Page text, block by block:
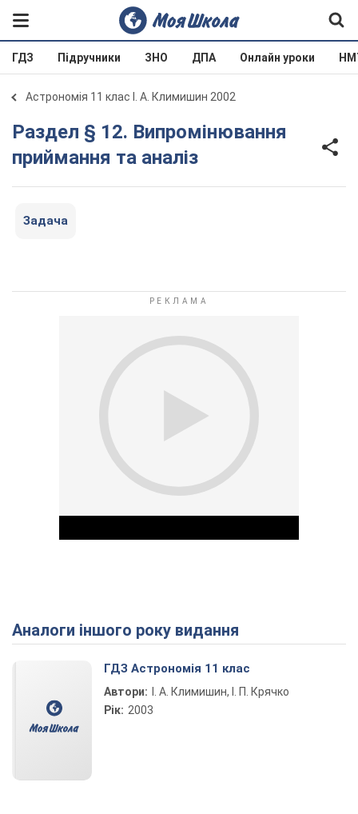
ГДЗ Підручники ЗНО ДПА Онлайн уроки
Астрономія 11 клас І. А. Климишин 2002
Раздел § 12. Випромінювання
приймання та аналіз
Задача
Play Video
Аналоги іншого року видання
ГДЗ Астрономія 11 клас
Автори:
І. А. Климишин, І. П. Крячко
Рік: 2003